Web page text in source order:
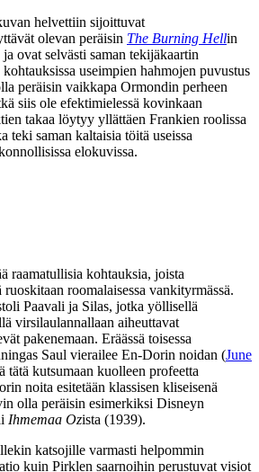
helvettiin sijoittuvat
olevan peräisin The Burning Hellin
ovat selvästi saman tekijäkaartin
kohtauksissa useimpien hahmojen puvustus
peräisin vaikkapa Ormondin perheen
siis ole efektimielessä kovinkaan
takaa löytyy yllättäen Frankien roolissa
teki saman kaltaisia töitä useissa
elokuvissa.
raamatullisia kohtauksia, joista
roomalaisessa vankityrmässä.
Paavali ja Silas, jotka yöllisellä
virsilaulannallaan aiheuttavat
pakenemaan. Eräässä toisessa
Saul vierailee En‑Dorin noidan (June
tätä kutsumaan kuolleen profeetta
noita esitetään klassisen kliseisenä
olla peräisin esimerkiksi Disneyn
Ihmemaa Ozista (1939).
katsojille varmasti helpommin
kuin Pirklen saarnoihin perustuvat visiot